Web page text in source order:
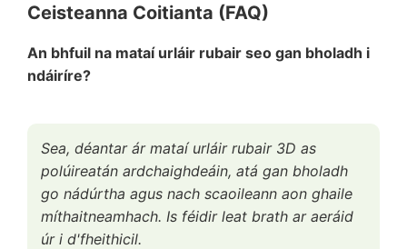
Ceisteanna Coitianta (FAQ)
An bhfuil na mataí urláir rubair seo gan bholadh i
ndáiríre?
Sea, déantar ár mataí urláir rubair 3D as
polúireatán ardchaighdeáin, atá gan bholadh
go nádúrtha agus nach scaoileann aon ghaile
míthaitneamhach. Is féidir leat brath ar aeráid
úr i d'fheithicil.